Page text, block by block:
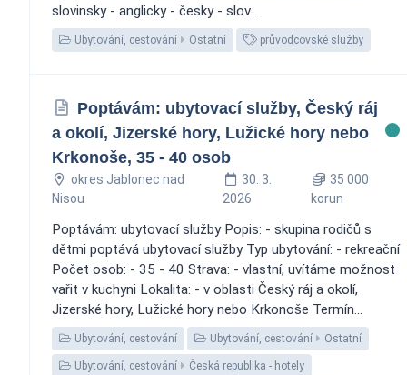
slovinsky - anglicky - česky - slov...
Ubytování, cestování Ostatní průvodcovské služby
Poptávám: ubytovací služby, Český ráj
a okolí, Jizerské hory, Lužické hory nebo
Krkonoše, 35 - 40 osob
okres Jablonec nad
Nisou
30. 3.
2026
35 000
korun
Poptávám: ubytovací služby Popis: - skupina rodičů s
dětmi poptává ubytovací služby Typ ubytování: - rekreační
Počet osob: - 35 - 40 Strava: - vlastní, uvítáme možnost
vařit v kuchyni Lokalita: - v oblasti Český ráj a okolí,
Jizerské hory, Lužické hory nebo Krkonoše Termín...
Ubytování, cestování Ubytování, cestování Ostatní
Ubytování, cestování Česká republika - hotely